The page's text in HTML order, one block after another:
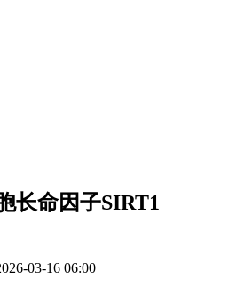
长命因子SIRT1
03-16 06:00